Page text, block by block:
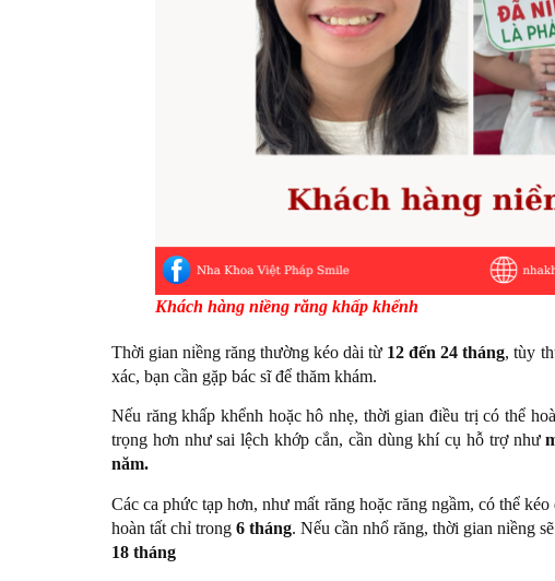
Khách hàng niềng răng khấp khểnh
Thời gian niềng răng thường kéo dài từ 12 đến 24 tháng, tùy
xác, bạn cần gặp bác sĩ để thăm khám.
Nếu răng khấp khểnh hoặc hô nhẹ, thời gian điều trị có thể
trọng hơn như sai lệch khớp cắn, cần dùng khí cụ hỗ trợ như
năm.
Các ca phức tạp hơn, như mất răng hoặc răng ngầm, có thể
hoàn tất chỉ trong6 tháng. Nếu cần nhổ răng, thời gian niềng
18 tháng